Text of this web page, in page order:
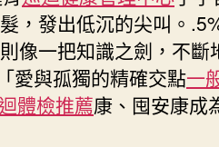
，發出低沉的尖叫。
則像一把知識之劍，不斷
愛與孤獨的精確交點一
體檢推薦康、囤安康成